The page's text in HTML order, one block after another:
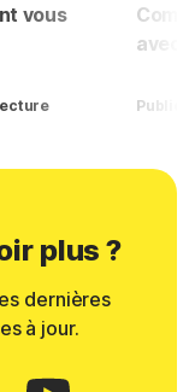
vous
avec
plus ?
dernières
à jour.